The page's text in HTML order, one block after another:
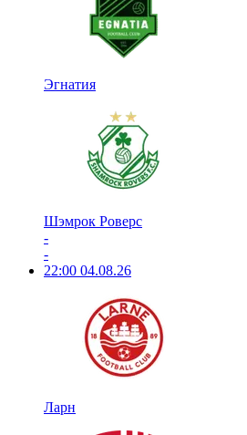
Эгнатия
Шэмрок Роверс
-
-
22:00 04.08.26
Ларн